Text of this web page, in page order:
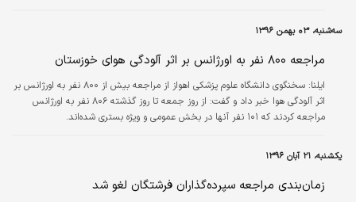
مرحله فعلی پذیرش انجام شده و برای ثبت‌نام باید یک ربع دیگر به سایت مراجعه
کنید، مواجه شدند. این روند ادامه یافت تا اینکه در نهایت پیغام جدیدی با این
مضمون «کاربر گرامی ظرفیت ثبت‌نام به اتمام رسید» روی سایت نمایش…
سه‌شنبه، ۰۳ بهمن ۱۳۹۶
مراجعه ۸۰۰ نفر به اورژانس بر اثر آلودگی هوای خوزستان
ایلنا:
سخنگوی دانشگاه علوم پزشکی اهواز از مراجعه بیش از ۸۰۰ نفر به اورژانس بر
اثر آلودگی هوا خبر داد و گفت: از روز جمعه تا روز گذشته ۸۰۶ نفر به اورژانس
مراجعه کردند که ۱۰۱ نفر آنها در بخش عمومی و ویژه بستری شده‌اند.
یکشنبه، ۲۱ آبان ۱۳۹۶
زمان‌بندی مراجعه سپرده‌گذاران فرشتگان لغو شد